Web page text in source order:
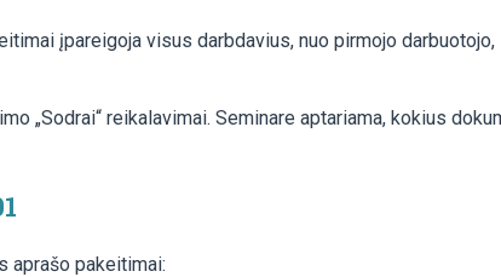
įpareigoja visus darbdavius, nuo pirmojo
„Sodrai“ reikalavimai. Seminare aptariama, kokius
aprašo pakeitimai: